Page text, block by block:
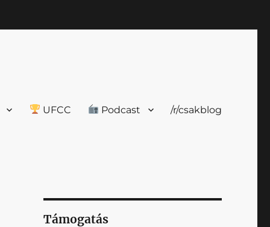
UFCC Podcast /r/csakblog
Támogatás